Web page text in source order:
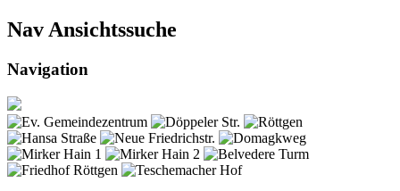
Nav Ansichtssuche
Navigation